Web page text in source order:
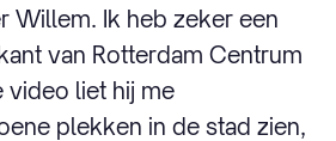
Willem. Ik heb zeker een
van Rotterdam Centrum
liet hij me
plekken in de stad zien,